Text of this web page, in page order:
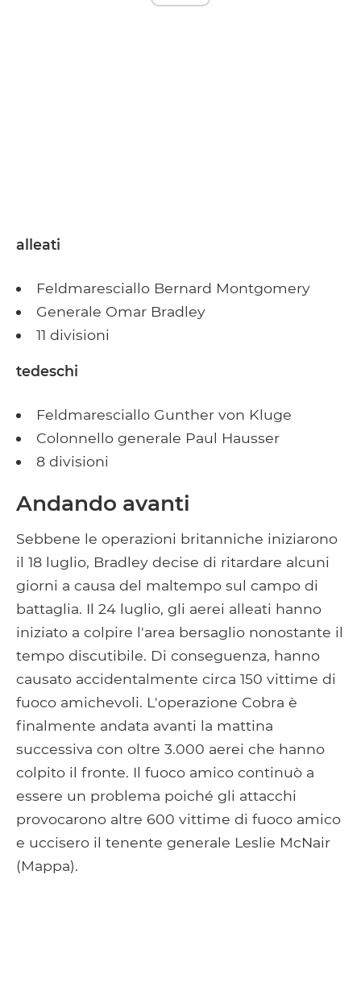
alleati
Feldmaresciallo Bernard Montgomery
Generale Omar Bradley
11 divisioni
tedeschi
Feldmaresciallo Gunther von Kluge
Colonnello generale Paul Hausser
8 divisioni
Andando avanti
Sebbene le operazioni britanniche iniziarono
il 18 luglio, Bradley decise di ritardare alcuni
giorni a causa del maltempo sul campo di
battaglia. Il 24 luglio, gli aerei alleati hanno
iniziato a colpire l'area bersaglio nonostante il
tempo discutibile. Di conseguenza, hanno
causato accidentalmente circa 150 vittime di
fuoco amichevoli. L'operazione Cobra è
finalmente andata avanti la mattina
successiva con oltre 3.000 aerei che hanno
colpito il fronte. Il fuoco amico continuò a
essere un problema poiché gli attacchi
provocarono altre 600 vittime di fuoco amico
e uccisero il tenente generale Leslie McNair
(Mappa).